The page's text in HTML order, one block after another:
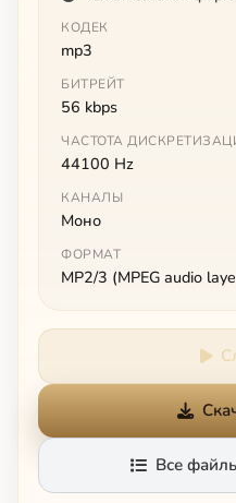
КОДЕК
mp3
БИТРЕЙТ
56 kbps
ЧАСТОТА
44100 Hz
КАНАЛЫ
Моно
ФОРМАТ
MP2/3 (MPEG audio
Все